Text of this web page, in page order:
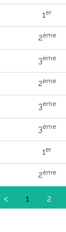
1er
2ème
3ème
2ème
3ème
3ème
1er
2ème
< 1 2